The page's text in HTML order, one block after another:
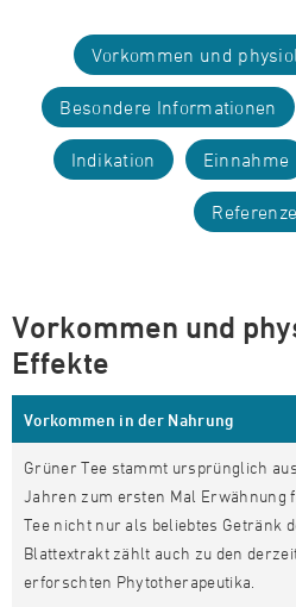
Vorkommen und
Besondere Informationen
Indikation Einnahme
Vorkommen und
Effekte
Vorkommen in der Nahrung
Grüner Tee stammt ursprünglich
Jahren zum ersten Mal Erwähnung
Tee nicht nur als beliebtes Getränk
Blattextrakt zählt auch zu den
erforschten Phytotherapeutika.